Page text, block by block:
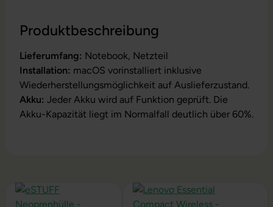
Produktbeschreibung
Lieferumfang: Notebook, Netzteil
Installation: macOS vorinstalliert inklusive
Wiederherstellungsmöglichkeit auf Auslieferzustand.
Akku: Jeder Akku wird auf Funktion geprüft. Die
Akku-Kapazität liegt im Normalfall deutlich über 60%.
Produktgalerie überspringen